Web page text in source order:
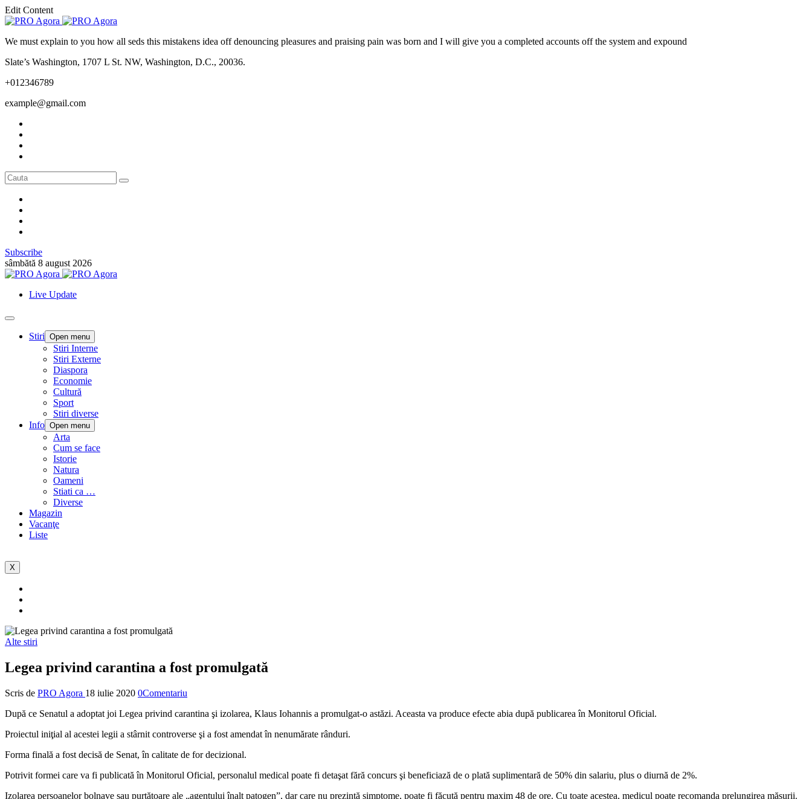
Edit Content
We must explain to you how all seds this mistakens idea off denouncing pleasures and praising pain was born and I will give you a completed accounts off the system and expound
Slate’s Washington, 1707 L St. NW, Washington, D.C., 20036.
+012346789
example@gmail.com
Subscribe
sâmbătă 8 august 2026
Live Update
Stiri Open menu
Stiri Interne
Stiri Externe
Diaspora
Economie
Cultură
Sport
Stiri diverse
Info Open menu
Arta
Cum se face
Istorie
Natura
Oameni
Stiati ca …
Diverse
Magazin
Vacanţe
Liste
X
Alte stiri
Legea privind carantina a fost promulgată
Scris de PRO Agora 18 iulie 2020 0Comentariu
După ce Senatul a adoptat joi Legea privind carantina şi izolarea, Klaus Iohannis a promulgat-o astăzi. Aceasta va produce efecte abia după publicarea în Monitorul Oficial.
Proiectul iniţial al acestei legii a stârnit controverse şi a fost amendat în nenumărate rânduri.
Forma finală a fost decisă de Senat, în calitate de for decizional.
Potrivit formei care va fi publicată în Monitorul Oficial, personalul medical poate fi detaşat fără concurs şi beneficiază de o plată suplimentară de 50% din salariu, plus o diurnă de 2%.
Izolarea persoanelor bolnave sau purtătoare ale „agentului înalt patogen”, dar care nu prezintă simptome, poate fi făcută pentru maxim 48 de ore. Cu toate acestea, medicul poate recomanda prelungirea măsurii.